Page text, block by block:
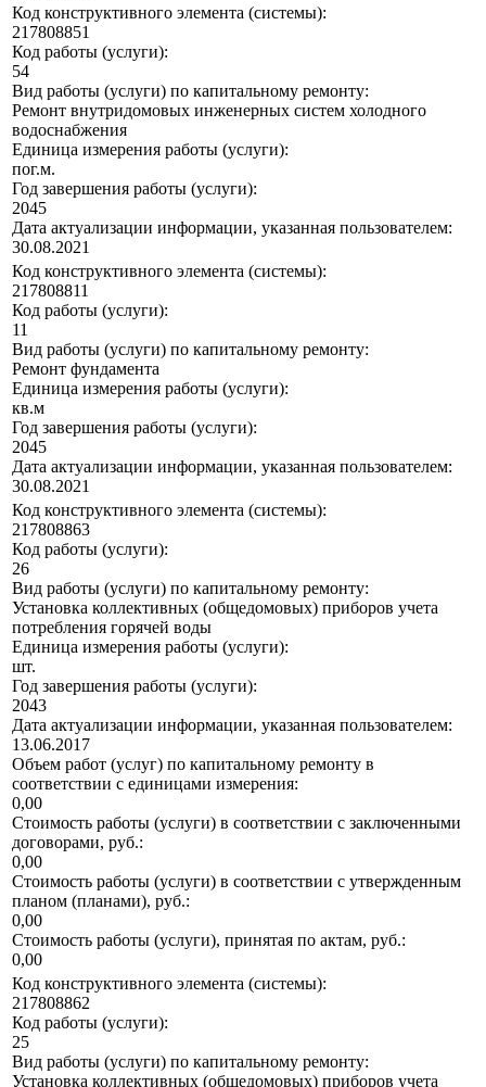
Код конструктивного элемента (системы):
217808851
Код работы (услуги):
54
Вид работы (услуги) по капитальному ремонту:
Ремонт внутридомовых инженерных систем холодного
водоснабжения
Единица измерения работы (услуги):
пог.м.
Год завершения работы (услуги):
2045
Дата актуализации информации, указанная пользователем:
30.08.2021
Код конструктивного элемента (системы):
217808811
Код работы (услуги):
11
Вид работы (услуги) по капитальному ремонту:
Ремонт фундамента
Единица измерения работы (услуги):
кв.м
Год завершения работы (услуги):
2045
Дата актуализации информации, указанная пользователем:
30.08.2021
Код конструктивного элемента (системы):
217808863
Код работы (услуги):
26
Вид работы (услуги) по капитальному ремонту:
Установка коллективных (общедомовых) приборов учета
потребления горячей воды
Единица измерения работы (услуги):
шт.
Год завершения работы (услуги):
2043
Дата актуализации информации, указанная пользователем:
13.06.2017
Объем работ (услуг) по капитальному ремонту в
соответствии с единицами измерения:
0,00
Стоимость работы (услуги) в соответствии с заключенными
договорами, руб.:
0,00
Стоимость работы (услуги) в соответствии с утвержденным
планом (планами), руб.:
0,00
Стоимость работы (услуги), принятая по актам, руб.:
0,00
Код конструктивного элемента (системы):
217808862
Код работы (услуги):
25
Вид работы (услуги) по капитальному ремонту:
Установка коллективных (общедомовых) приборов учета